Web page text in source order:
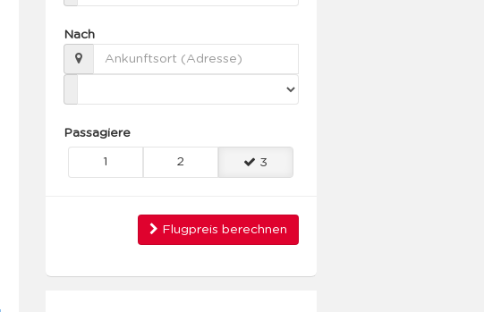
Nach
Passagiere
1 2 3
Flugpreis berechnen